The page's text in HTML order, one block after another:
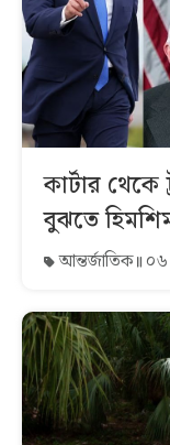
কার্টার
বুঝতে
আন্তর্জাতিক